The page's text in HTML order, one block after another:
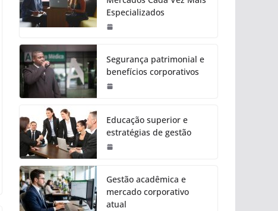
Especializados
Segurança patrimonial e
benefícios corporativos
Educação superior e
estratégias de gestão
Gestão acadêmica e
mercado corporativo
atual